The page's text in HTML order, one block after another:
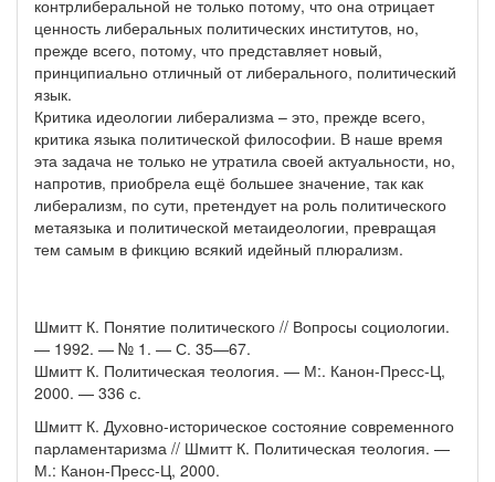
контрлиберальной не только потому, что она отрицает
ценность либеральных политических институтов, но,
прежде всего, потому, что представляет новый,
принципиально отличный от либерального, политический
язык.
Критика идеологии либерализма – это, прежде всего,
критика языка политической философии. В наше время
эта задача не только не утратила своей актуальности, но,
напротив, приобрела ещё большее значение, так как
либерализм, по сути, претендует на роль политического
метаязыка и политической метаидеологии, превращая
тем самым в фикцию всякий идейный плюрализм.
Шмитт К. Понятие политического // Вопросы социологии.
— 1992. — № 1. — С. 35—67.
Шмитт К. Политическая теология. — М:. Канон-Пресс-Ц,
2000. — 336 с.
Шмитт К. Духовно-историческое состояние современного
парламентаризма // Шмитт К. Политическая теология. —
М.: Канон-Пресс-Ц, 2000.